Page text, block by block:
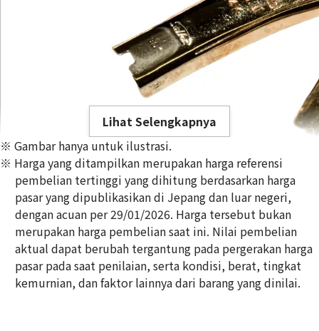
14K gold (K14) nib summary
1,6g
Referensi Harga Buyback
Rp 2.765.203
Lihat Selengkapnya
※ Gambar hanya untuk ilustrasi.
※ Harga yang ditampilkan merupakan harga referensi
pembelian tertinggi yang dihitung berdasarkan harga
pasar yang dipublikasikan di Jepang dan luar negeri,
dengan acuan per 29/01/2026. Harga tersebut bukan
merupakan harga pembelian saat ini. Nilai pembelian
aktual dapat berubah tergantung pada pergerakan harga
pasar pada saat penilaian, serta kondisi, berat, tingkat
kemurnian, dan faktor lainnya dari barang yang dinilai.